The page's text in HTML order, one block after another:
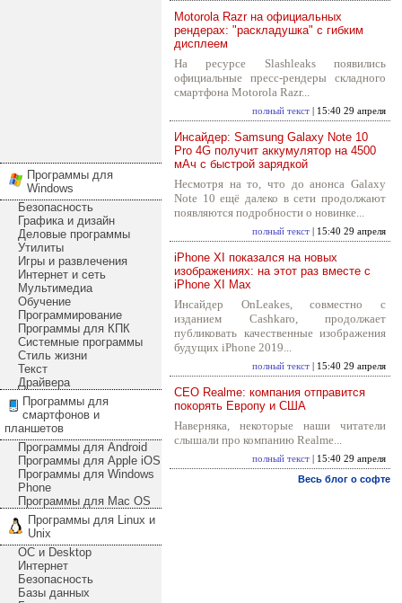
Программы для
Windows
Безопасность
Графика и дизайн
Деловые программы
Утилиты
Игры и развлечения
Интернет и сеть
Мультимедиа
Обучение
Программирование
Программы для КПК
Системные программы
Стиль жизни
Текст
Драйвера
Программы для
смартфонов и
планшетов
Программы для Android
Программы для Apple iOS
Программы для Windows
Phone
Программы для Mac OS
Программы для Linux и
Unix
ОС и Desktop
Интернет
Безопасность
Базы данных
Motorola Razr на официальных
рендерах: "раскладушка" с гибким
дисплеем
На ресурсе Slashleaks появились
официальные пресс-рендеры складного
смартфона Motorola Razr...
полный текст | 15:40 29 апреля
Инсайдер: Samsung Galaxy Note 10
Pro 4G получит аккумулятор на 4500
мАч с быстрой зарядкой
Несмотря на то, что до анонса Galaxy
Note 10 ещё далеко в сети продолжают
появляются подробности о новинке...
полный текст | 15:40 29 апреля
iPhone XI показался на новых
изображениях: на этот раз вместе с
iPhone XI Max
Инсайдер OnLeakes, совместно с
изданием Cashkaro, продолжает
публиковать качественные изображения
будущих iPhone 2019...
полный текст | 15:40 29 апреля
CEO Realme: компания отправится
покорять Европу и США
Наверняка, некоторые наши читатели
слышали про компанию Realme...
полный текст | 15:40 29 апреля
Весь блог о софте